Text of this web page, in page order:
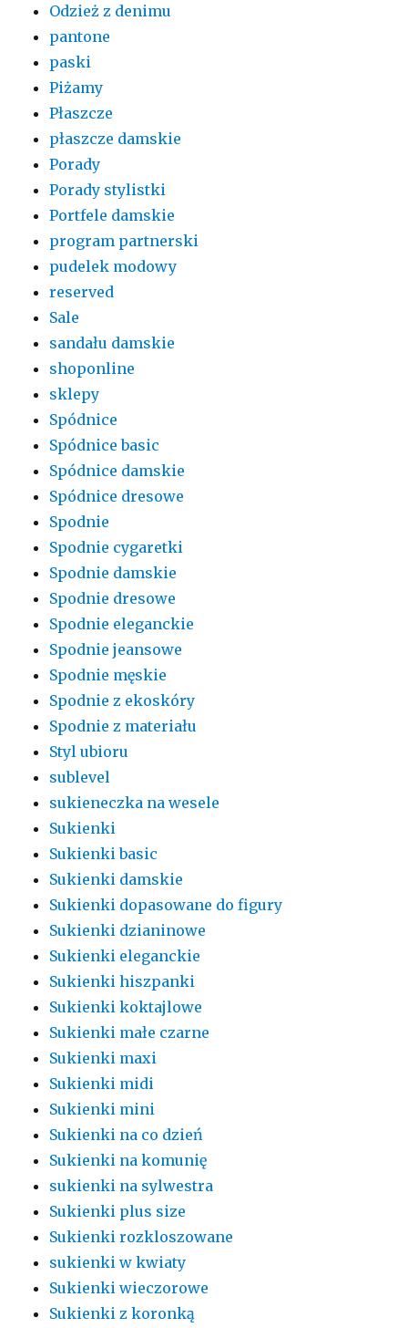
Odzież z denimu
pantone
paski
Piżamy
Płaszcze
płaszcze damskie
Porady
Porady stylistki
Portfele damskie
program partnerski
pudelek modowy
reserved
Sale
sandału damskie
shoponline
sklepy
Spódnice
Spódnice basic
Spódnice damskie
Spódnice dresowe
Spodnie
Spodnie cygaretki
Spodnie damskie
Spodnie dresowe
Spodnie eleganckie
Spodnie jeansowe
Spodnie męskie
Spodnie z ekoskóry
Spodnie z materiału
Styl ubioru
sublevel
sukieneczka na wesele
Sukienki
Sukienki basic
Sukienki damskie
Sukienki dopasowane do figury
Sukienki dzianinowe
Sukienki eleganckie
Sukienki hiszpanki
Sukienki koktajlowe
Sukienki małe czarne
Sukienki maxi
Sukienki midi
Sukienki mini
Sukienki na co dzień
Sukienki na komunię
sukienki na sylwestra
Sukienki plus size
Sukienki rozkloszowane
sukienki w kwiaty
Sukienki wieczorowe
Sukienki z koronką